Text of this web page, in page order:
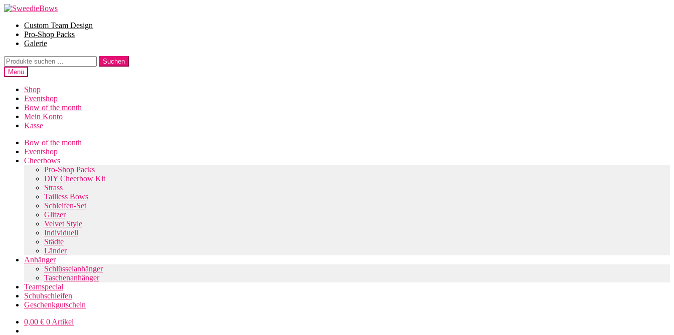
Zur
springen
Zum
springenCustom Team Design
Pro-Shop Packs
Galerie
Suche
nach:
Suchen
Menü
Shop
Eventshop
Bow of the month
Mein Konto
Kasse
Bow of the month
Eventshop
Cheerbows
Pro-Shop Packs
DIY Cheerbow Kit
Strass
Tailless Bows
Schleifen-Set
Glitzer
Velvet Style
Individuell
Städte
Länder
Anhänger
Schlüsselanhänger
Taschenanhänger
Teamspecial
Schuhschleifen
Geschenkgutschein
0,00 € 0 Artikel